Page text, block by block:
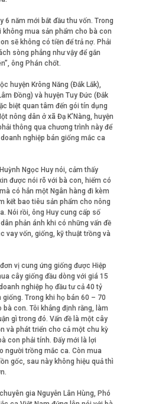
6 năm mới bắt đầu thu vốn. Trong
không mua sản phẩm cho bà con
sẽ không có tiền để trả nợ. Phải
sòng phẳng như vậy để gắn
ông Phán chốt.
huyện Krông Năng (Đắk Lắk),
Đồng) và huyện Tuy Đức (Đắk
biệt quan tâm đến gói tín dụng
nông dân ở xã Đạ K’Nàng, huyện
thông qua chương trình này để
nghiệp bán giống mắc ca
Ngọc Huy nói, cảm thấy
được nói rõ với bà con, hiếm có
có hẳn một Ngân hàng đi kèm
kết bao tiêu sản phẩm cho nông
Nói rồi, ông Huy cung cấp số
phản ánh khi có những vấn đề
vay vốn, giống, kỹ thuật trồng và
vị cung ứng giống được Hiệp
cây giống đầu dòng với giá 15
nghiệp họ đầu tư cả 40 tỷ
Trong khi họ bán 60 – 70
con. Tôi khẳng định rằng, làm
gì trong đó. Vấn đề là một cây
và phát triển cho cả một chu kỳ
con phải tính. Đấy mới là lợi
người trồng mắc ca. Còn mua
gốc, sau này không hiệu quả thì
gia Nguyễn Lân Hùng, Phó